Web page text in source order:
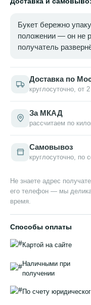
Букет бережно
положении — он не
получатель
Доставка по
круглосуточно, от
За МКАД
рассчитаем по
Самовывоз
круглосуточно, по
Не знаете адрес
его телефон — мы
время.
Способы оплаты
Картой на сайте
Наличными при
получении
По счету